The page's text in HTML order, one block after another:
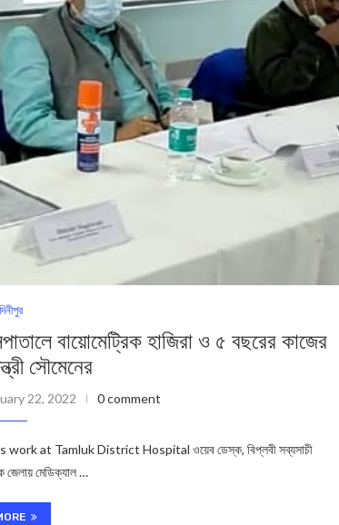
বায়োমেট্রিক হাজির‍া ও ৫ বছরের কাজের
সৌমেনের
22, 2022 0 comment
at Tamluk District Hospital ওয়েব ডেস্ক, বিপ্লবী সব্যসাচী
জেলায় মেডিক্যাল …